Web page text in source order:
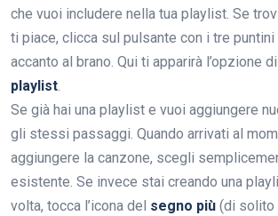
che vuoi includere nella tua playlist. Se
ti piace, clicca sul pulsante con i tre
accanto al brano. Qui ti apparirà l’opzione di
playlist.
Se già hai una playlist e vuoi aggiungere
gli stessi passaggi. Quando arrivati al
aggiungere la canzone, scegli
esistente. Se invece stai creando una
volta, tocca l’icona del segno più (di solito